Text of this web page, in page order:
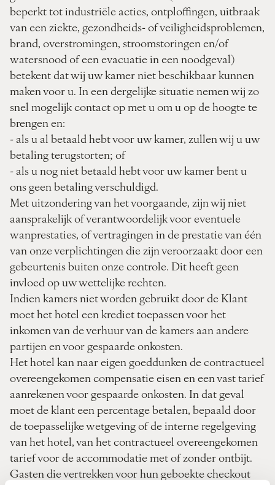
beperkt tot industriële acties, ontploffingen, uitbraak
van een ziekte, gezondheids- of veiligheidsproblemen,
brand, overstromingen, stroomstoringen en/of
watersnood of een evacuatie in een noodgeval)
betekent dat wij uw kamer niet beschikbaar kunnen
maken voor u. In een dergelijke situatie nemen wij zo
snel mogelijk contact op met u om u op de hoogte te
brengen en:
- als u al betaald hebt voor uw kamer, zullen wij u uw
betaling terugstorten; of
- als u nog niet betaald hebt voor uw kamer bent u
ons geen betaling verschuldigd.
Met uitzondering van het voorgaande, zijn wij niet
aansprakelijk of verantwoordelijk voor eventuele
wanprestaties, of vertragingen in de prestatie van één
van onze verplichtingen die zijn veroorzaakt door een
gebeurtenis buiten onze controle. Dit heeft geen
invloed op uw wettelijke rechten.
Indien kamers niet worden gebruikt door de Klant
moet het hotel een krediet toepassen voor het
inkomen van de verhuur van de kamers aan andere
partijen en voor gespaarde onkosten.
Het hotel kan naar eigen goeddunken de contractueel
overeengekomen compensatie eisen en een vast tarief
aanrekenen voor gespaarde onkosten. In dat geval
moet de klant een percentage betalen, bepaald door
de toepasselijke wetgeving of de interne regelgeving
van het hotel, van het contractueel overeengekomen
tarief voor de accommodatie met of zonder ontbijt.
Gasten die vertrekken voor hun geboekte check­out